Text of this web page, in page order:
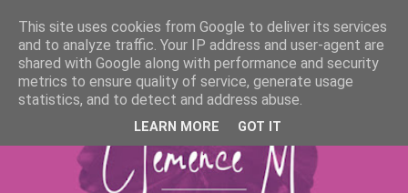
This site uses cookies from Google to deliver its services
and to analyze traffic. Your IP address and user-agent are
shared with Google along with performance and security
metrics to ensure quality of service, generate usage
statistics, and to detect and address abuse.
LEARN MORE GOT IT